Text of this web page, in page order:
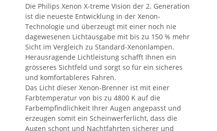
Die Philips Xenon X-treme Vision der 2. Generation
ist die neueste Entwicklung in der Xenon-
Technologie und überzeugt mit einer noch nie
dagewesenen Lichtausgabe mit bis zu 150 % mehr
Sicht im Vergleich zu Standard-Xenonlampen.
Herausragende Lichtleistung schafft Ihnen ein
grösseres Sichtfeld und sorgt so für ein sicheres
und komfortableres Fahren.
Das Licht dieser Xenon-Brenner ist mit einer
Farbtemperatur von bis zu 4800 K auf die
Farbempfindlichkeit Ihrer Augen angepasst und
erzeugen somit ein Scheinwerferlicht, dass die
Augen schont und Nachtfahrten sicherer und